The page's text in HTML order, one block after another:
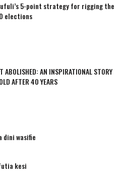
5-point strategy for rigging the
elections
ABOLISHED: AN INSPIRATIONAL STORY
AFTER 40 YEARS
dini wasifie
kesi